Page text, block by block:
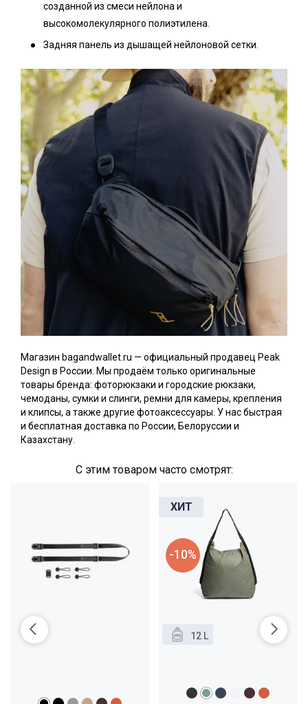
созданной из смеси нейлона и
высокомолекулярного полиэтилена.
Задняя панель из дышащей нейлоновой сетки.
Магазин bagandwallet.ru — официальный продавец Peak
Design в России. Мы продаём только оригинальные
товары бренда: фоторюкзаки и городские рюкзаки,
чемоданы, сумки и слинги, ремни для камеры, крепления
и клипсы, а также другие фотоаксессуары. У нас быстрая
и бесплатная доставка по России, Белоруссии и
Казахстану.
С этим товаром часто смотрят:
-10%
12 L